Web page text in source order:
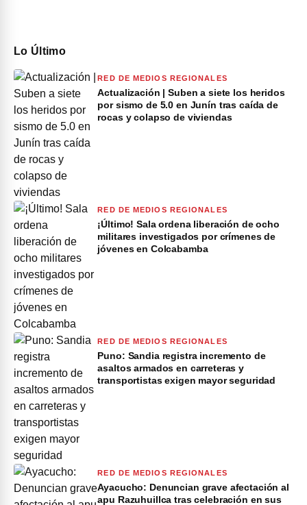
Lo Último
RED DE MEDIOS REGIONALES
Actualización | Suben a siete los heridos
por sismo de 5.0 en Junín tras caída de
rocas y colapso de viviendas
RED DE MEDIOS REGIONALES
¡Último! Sala ordena liberación de ocho
militares investigados por crímenes de
jóvenes en Colcabamba
RED DE MEDIOS REGIONALES
Puno: Sandia registra incremento de
asaltos armados en carreteras y
transportistas exigen mayor seguridad
RED DE MEDIOS REGIONALES
Ayacucho: Denuncian grave afectación al
apu Razuhuillca tras celebración en sus